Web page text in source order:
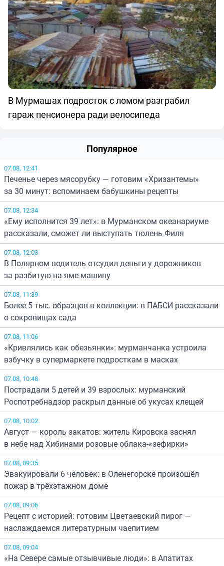
В Мурмашах подросток с ломом разграбил
гараж пенсионера ради велосипеда
Популярное
07.08, 12:41
Печенье через мясорубку — готовим «Хризантемы»
за 30 минут: вспоминаем бабушкины рецепты
07.08, 12:34
«Ему исполнится 39 лет»: в Мурманском океанариуме
рассказали, сможет ли выступать тюлень Филя
07.08, 12:03
В Полярном водитель отсудил деньги у дорожников
за разбитую на яме машину
07.08, 11:39
Более 5 тыс. образцов в коллекции: в ПАБСИ рассказали
о сокровищах сада
07.08, 11:06
«Кривлялись как обезьянки»: мурманчанка устроила
взбучку в супермаркете подросткам в масках
07.08, 10:48
Пострадали 5 детей и 39 взрослых: мурманский
Роспотребнадзор раскрыл данные об укусах клещей
07.08, 10:02
Август — король закатов: житель Кировска заснял
в небе над Хибинами розовые облака-«зефирки»
07.08, 09:35
Эвакуировали 6 человек: в Оленегорске произошёл
пожар в трёхэтажном доме
07.08, 09:06
Рецепт с историей: готовим Цветаевский пирог —
наслаждаемся литературным чаепитием
07.08, 09:04
«На Севере самые отзывчивые люди»: в Апатитах